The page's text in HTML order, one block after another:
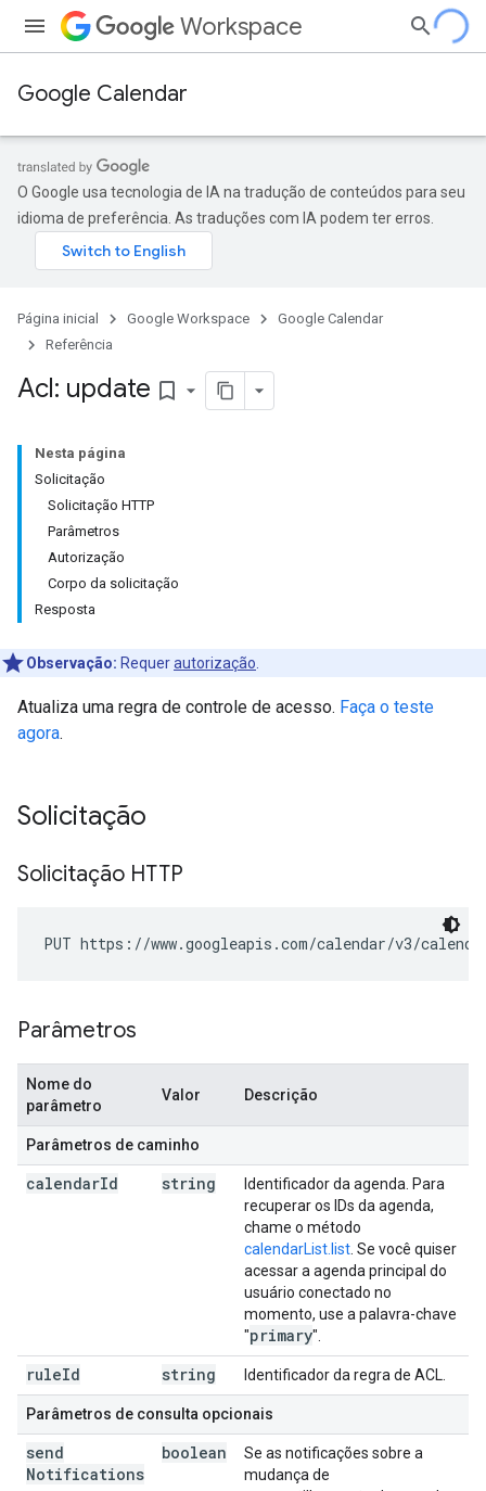
Workspace
Google Calendar
O Google usa tecnologia de IA na tradução de conteúdos para seu
idioma de preferência. As traduções com IA podem ter erros.
Página inicial Google Workspace
Google Calendar
Referência
Acl: update bookmark_border
Nesta página
Solicitação
Solicitação HTTP
Parâmetros
Autorização
Corpo da solicitação
Resposta
Observação: Requerautorização
Atualiza uma regra de controle de acesso. Faça o teste
agora.
Solicitação
Solicitação HTTP
PUT https://www.googleapis.com/calendar/v3/
Parâmetros
Nome do
parâmetro
Valor Descrição
Parâmetros de caminho
calendarId string
Identificador da agenda. Para
recuperar os IDs da agenda,
chame o método
calendarList.list . Se você quiser
acessar a agenda principal do
usuário conectado no
momento, use a palavra-chave
"primary".
ruleId string Identificador da regra de ACL.
Parâmetros de consulta opcionais
send
Notifications
boolean
Se as notificações sobre a
mudança de